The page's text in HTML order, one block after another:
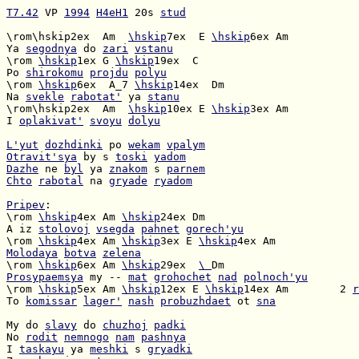
T7.42 VP 1994 H4eH1 20s stud
\rom\hskip2ex  Am \hskip7ex  E \hskip
Ya segodnya do zari vstanu
\rom \hskip1ex G \hskip
Po shirokomu projdu
polyu
\rom \hskip6ex  A_7 \hskip
Na svekle rabotat' ya stanu
\rom\hskip2ex  Am \hskip10ex E \hskip
I oplakivat' svoyu dolyu
L'yut dozhdinki po wekam vpalym
Otravit'sya by s toski yadom
Dazhe ne byl ya znakom s parnem
Chto
rabotal na gryade
ryadom
Pripev
\rom \hskip4ex Am \hskip
A iz stolovoj vsegda pahnet gorech'yu
\rom \hskip4ex Am \hskip3ex E \hskip
Molodaya
botva
zelena
\rom \hskip6ex Am \hskip29ex \
Prosypaemsya my -- mat grohochet nad
polnoch'yu
\rom \hskip5ex Am \hskip12ex E \hskip14ex Am        2
To
komissar lager' nash probuzhdaet ot sna
My do slavy do chuzhoj
padki
No
rodit nemnogo nam pashnya
I taskayu ya meshki s gryadki